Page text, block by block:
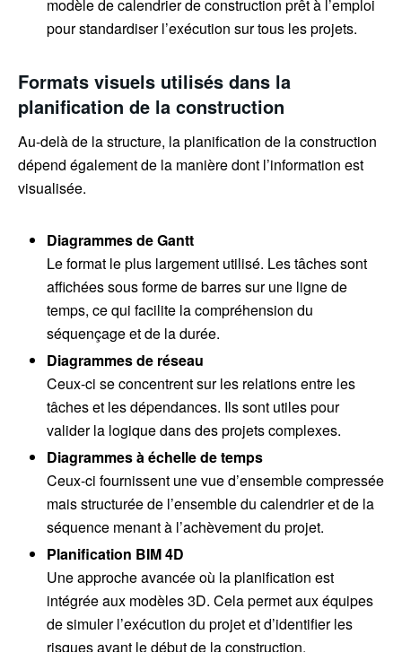
modèle de calendrier de construction prêt à l’emploi
pour standardiser l’exécution sur tous les projets.
Formats visuels utilisés dans la
planification de la construction
Au-delà de la structure, la planification de la construction
dépend également de la manière dont l’information est
visualisée.
Diagrammes de Gantt
Le format le plus largement utilisé. Les tâches sont
affichées sous forme de barres sur une ligne de
temps, ce qui facilite la compréhension du
séquençage et de la durée.
Diagrammes de réseau
Ceux-ci se concentrent sur les relations entre les
tâches et les dépendances. Ils sont utiles pour
valider la logique dans des projets complexes.
Diagrammes à échelle de temps
Ceux-ci fournissent une vue d’ensemble compressée
mais structurée de l’ensemble du calendrier et de la
séquence menant à l’achèvement du projet.
Planification BIM 4D
Une approche avancée où la planification est
intégrée aux modèles 3D. Cela permet aux équipes
de simuler l’exécution du projet et d’identifier les
risques avant le début de la construction.